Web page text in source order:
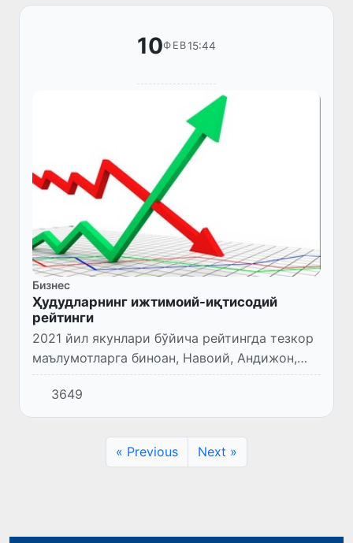
10ФЕВ15:44
Бизнес
Ҳудудларнинг ижтимоий-иқтисодий
рейтинги
2021 йил якунлари бўйича рейтингда тезкор
маълумотларга биноан, Навоий, Андижон,
Самарқанд вилоятлари юқори поғоғоналарни
эгаллаган.
3649
« Previous Next »